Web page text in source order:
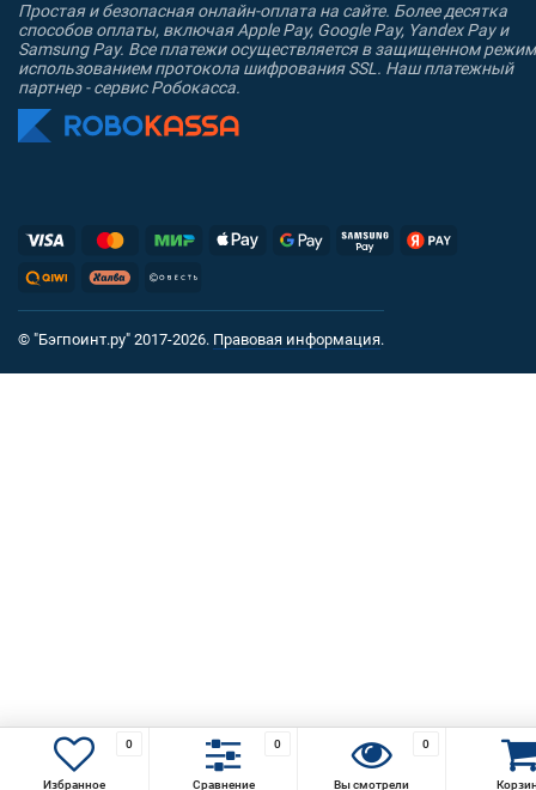
Простая и безопасная онлайн-оплата на сайте. Более десятка
способов оплаты, включая Apple Pay, Google Pay, Yandex Pay и
Samsung Pay. Все платежи осуществляется в защищенном
использованием протокола шифрования SSL. Наш платежный
партнер - сервис Робокасса.
© "Бэгпоинт.ру" 2017-2026. Правовая информация.
0
Избранное
0
Сравнение
0
Вы смотрели